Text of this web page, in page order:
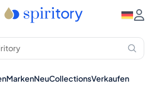
MarkenNeuCollectionsVerkaufen